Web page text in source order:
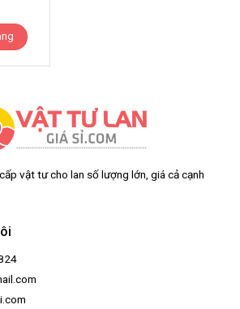
vật tư cho lan số lượng lớn, giá cả cạnh